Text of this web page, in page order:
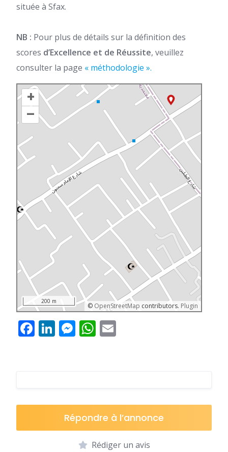
située à Sfax.
NB : Pour plus de détails sur la définition des
scores d’Excellence et de Réussite, veuillez
consulter la page « méthodologie ».
+
–
© OpenStreetMap contributors. Plugin
200 m
Facebook
LinkedIn
Messenger
WhatsApp
Répondre à l’annonce
Rédiger un avis